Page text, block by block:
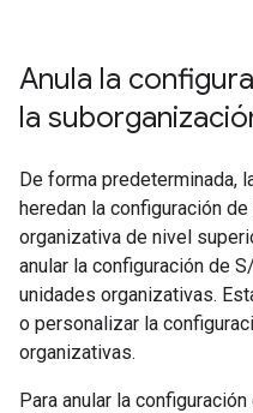
Anula la
la
De forma predeterminada,
heredan la configuración
organizativa de nivel
anular la configuración de
unidades organizativas.
o personalizar la
organizativas.
Para anular la